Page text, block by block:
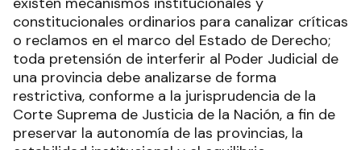
constitucionales ordinarios para canalizar críticas
o reclamos en el marco del Estado de Derecho;
toda pretensión de interferir al Poder Judicial de
una provincia debe analizarse de forma
restrictiva, conforme a la jurisprudencia de la
Corte Suprema de Justicia de la Nación, a fin de
preservar la autonomía de las provincias, la